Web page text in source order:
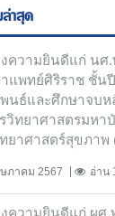
าสุด
ความยินดีแก่ นศ
แพทย์ศิริราช ชั้น
นธ์และศึกษาจบ
วิทยาศาสตรมห
ยาศาสตร์สุขภาพ
ภาคม 2567 อ่าน
ความยินดีแก่ ผศ.